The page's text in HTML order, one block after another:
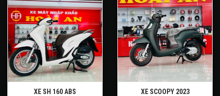
XE SH 160 ABS XE SCOOPY 2023